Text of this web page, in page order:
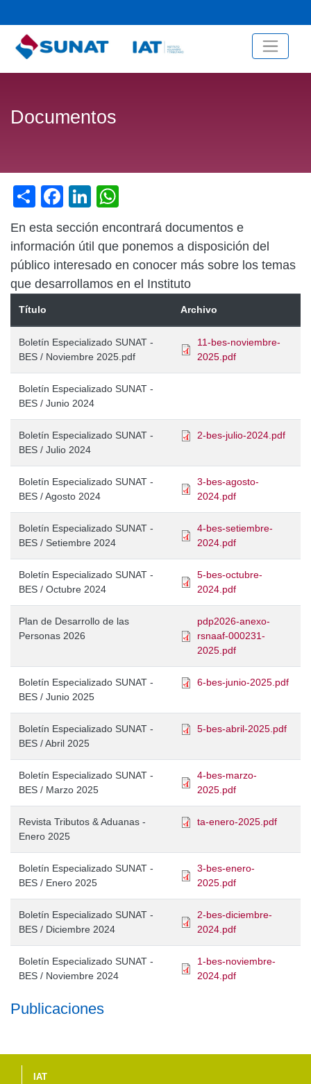
principal
Documentos
ShareFacebook
LinkedIn
En esta sección encontrará documentos e
información útil que ponemos a disposición del
público interesado en conocer más sobre los temas
que desarrollamos en el Instituto
Publicaciones
Título Archivo
Boletín Especializado SUNAT -
BES / Noviembre 2025.pdf
11-bes-noviembre-
2025.pdf
Boletín Especializado SUNAT -
BES / Junio 2024
Boletín Especializado SUNAT -
BES / Julio 2024
2-bes-julio-2024.pdf
Boletín Especializado SUNAT -
BES / Agosto 2024
3-bes-agosto-
2024.pdf
Boletín Especializado SUNAT -
BES / Setiembre 2024
4-bes-setiembre-
2024.pdf
Boletín Especializado SUNAT -
BES / Octubre 2024
5-bes-octubre-
2024.pdf
Plan de Desarrollo de las
Personas 2026
pdp2026-anexo-
rsnaaf-000231-
2025.pdf
Boletín Especializado SUNAT -
BES / Junio 2025
6-bes-junio-2025.pdf
Boletín Especializado SUNAT -
BES / Abril 2025
5-bes-abril-2025.pdf
Boletín Especializado SUNAT -
BES / Marzo 2025
4-bes-marzo-
2025.pdf
Revista Tributos & Aduanas -
Enero 2025
ta-enero-2025.pdf
Boletín Especializado SUNAT -
BES / Enero 2025
3-bes-enero-
2025.pdf
Boletín Especializado SUNAT -
BES / Diciembre 2024
2-bes-diciembre-
2024.pdf
Boletín Especializado SUNAT -
BES / Noviembre 2024
1-bes-noviembre-
2024.pdf
Menú del pie
IAT